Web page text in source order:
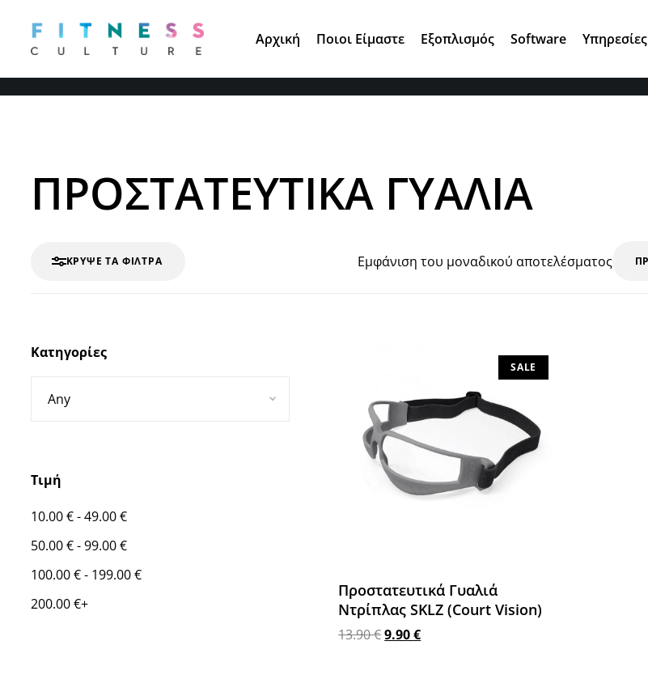
Τηλ. Παραγγελίες: 210 671 3891
Αρχική Ποιοι Είμαστε Εξοπλισμός Software Υπηρεσίες
ΠΡΟΣΤΑΤΕΥΤΙΚΑ ΓΥΑΛΙΑ
ΚΡΎΨΕ ΤΑ ΦΊΛΤΡΑ Εμφάνιση του μοναδικού αποτελέσματος
Κατηγορίες
Τιμή
10.00€-49.00€
50.00€-99.00€
100.00€- 199.00€
200.00€+
SALE
Προστατευτικά Γυαλιά
Ντρίπλας SKLZ (Court Vision)
13.90€9.90€